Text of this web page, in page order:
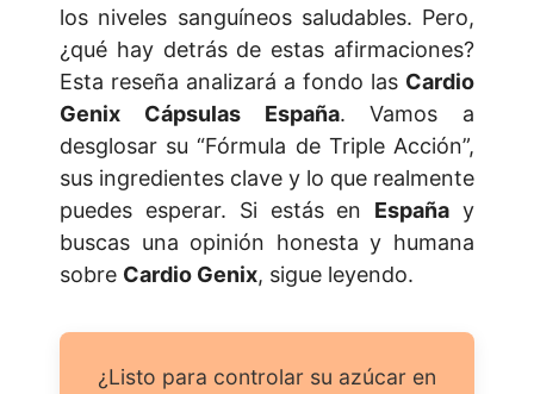
los niveles sanguíneos saludables. Pero,
¿qué hay detrás de estas afirmaciones?
Esta reseña analizará a fondo las Cardio
Genix Cápsulas España. Vamos a
desglosar su “Fórmula de Triple Acción”,
sus ingredientes clave y lo que realmente
puedes esperar. Si estás en España y
buscas una opinión honesta y humana
sobre Cardio Genix, sigue leyendo.
¿Listo para controlar su azúcar en